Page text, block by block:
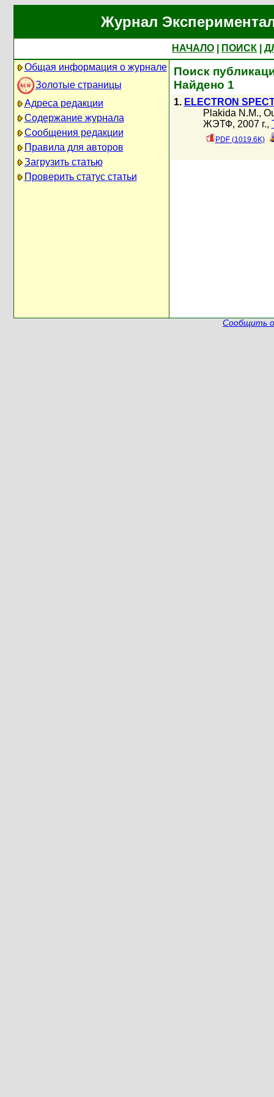
Журнал
НАЧАЛО ПОИСК
Общая информация о журнале
Золотые страницы
Адреса редакции
Содержание журнала
Сообщения редакции
Правила для авторов
Загрузить статью
Проверить статус статьи
Поиск
Найдено 1
1. ELECTRON
Plakida N.M.,
ЖЭТФ, 2007 г.,
PDF (1019.6K)
Сообщить о